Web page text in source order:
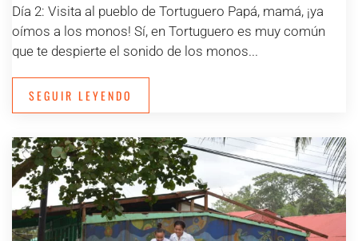
Día 2: Visita al pueblo de Tortuguero Papá, mamá, ¡ya
oímos a los monos! Sí, en Tortuguero es muy común
que te despierte el sonido de los monos...
SEGUIR LEYENDO